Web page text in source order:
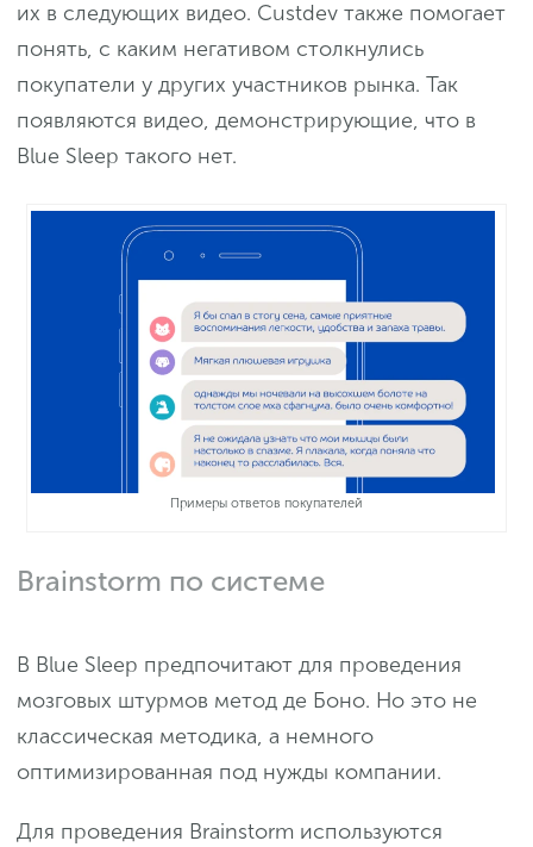
их в следующих видео. Custdev также помогает
понять, с каким негативом столкнулись
покупатели у других участников рынка. Так
появляются видео, демонстрирующие, что в
Blue Sleep такого нет.
Примеры ответов покупателей
Brainstorm по системе
В Blue Sleep предпочитают для проведения
мозговых штурмов метод де Боно. Но это не
классическая методика, а немного
оптимизированная под нужды компании.
Для проведения Brainstorm используются